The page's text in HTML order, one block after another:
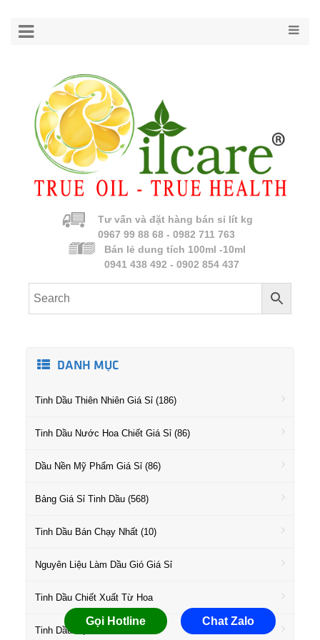
Tư vấn và đặt hàng bán sỉ lít kg
0967 99 88 68 - 0982 711 763
Bán lẻ dung tích 100ml -10ml
0941 438 492 - 0902 854 437
DANH MỤC
Tinh Dầu Thiên Nhiên Giá Sỉ (186)
Tinh Dầu Nước Hoa Chiết Giá Sỉ (86)
Dầu Nền Mỹ Phẩm Giá Sỉ (86)
Bảng Giá Sỉ Tinh Dầu (568)
Tinh Dầu Bán Chạy Nhất (10)
Nguyên Liệu Làm Dầu Gió Giá Sỉ
Tinh Dầu Chiết Xuất Từ Hoa
Tinh Dầu Họ Gỗ Giá Sỉ
Gọi Hotline Chat Zalo